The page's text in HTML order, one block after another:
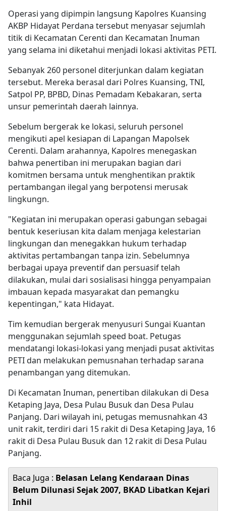
Operasi yang dipimpin langsung Kapolres Kuansing
AKBP Hidayat Perdana tersebut menyasar sejumlah
titik di Kecamatan Cerenti dan Kecamatan Inuman
yang selama ini diketahui menjadi lokasi aktivitas PETI.
Sebanyak 260 personel diterjunkan dalam kegiatan
tersebut. Mereka berasal dari Polres Kuansing, TNI,
Satpol PP, BPBD, Dinas Pemadam Kebakaran, serta
unsur pemerintah daerah lainnya.
Sebelum bergerak ke lokasi, seluruh personel
mengikuti apel kesiapan di Lapangan Mapolsek
Cerenti. Dalam arahannya, Kapolres menegaskan
bahwa penertiban ini merupakan bagian dari
komitmen bersama untuk menghentikan praktik
pertambangan ilegal yang berpotensi merusak
lingkungn.
"Kegiatan ini merupakan operasi gabungan sebagai
bentuk keseriusan kita dalam menjaga kelestarian
lingkungan dan menegakkan hukum terhadap
aktivitas pertambangan tanpa izin. Sebelumnya
berbagai upaya preventif dan persuasif telah
dilakukan, mulai dari sosialisasi hingga penyampaian
imbauan kepada masyarakat dan pemangku
kepentingan," kata Hidayat.
Tim kemudian bergerak menyusuri Sungai Kuantan
menggunakan sejumlah speed boat. Petugas
mendatangi lokasi-lokasi yang menjadi pusat aktivitas
PETI dan melakukan pemusnahan terhadap sarana
penambangan yang ditemukan.
Di Kecamatan Inuman, penertiban dilakukan di Desa
Ketaping Jaya, Desa Pulau Busuk dan Desa Pulau
Panjang. Dari wilayah ini, petugas memusnahkan 43
unit rakit, terdiri dari 15 rakit di Desa Ketaping Jaya, 16
rakit di Desa Pulau Busuk dan 12 rakit di Desa Pulau
Panjang.
Baca Juga : Belasan Lelang Kendaraan Dinas
Belum Dilunasi Sejak 2007, BKAD Libatkan Kejari
Inhil